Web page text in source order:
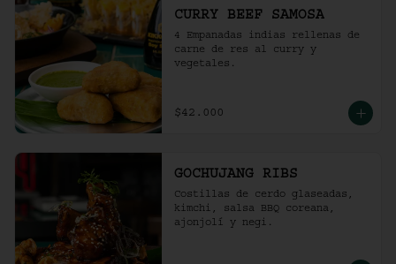
CURRY BEEF SAMOSA
4 Empanadas indias rellenas de
carne de res al curry y
vegetales.
$42.000
GOCHUJANG RIBS
Costillas de cerdo glaseadas,
kimchi, salsa BBQ coreana,
ajonjolí y negi.